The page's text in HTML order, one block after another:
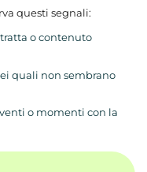
questi segnali:
o contenuto
quali non sembrano
o momenti con la